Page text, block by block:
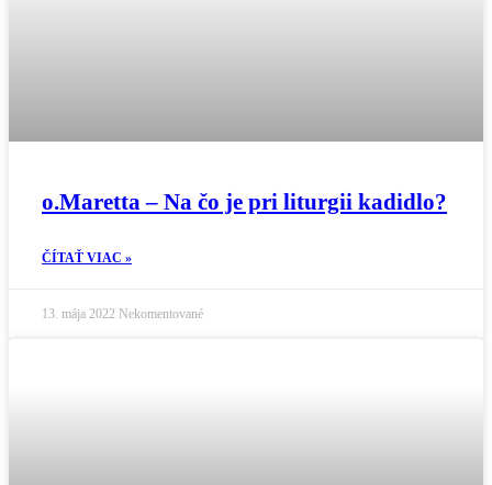
o.Maretta – Na čo je pri liturgii kadidlo?
ČÍTAŤ VIAC »
13. mája 2022 Nekomentované